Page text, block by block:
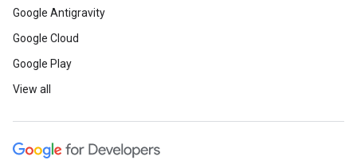
Google Antigravity
Google Cloud
Google Play
View all